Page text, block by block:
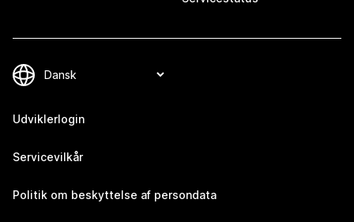
Udviklerlogin
Servicevilkår
Politik om beskyttelse af persondata